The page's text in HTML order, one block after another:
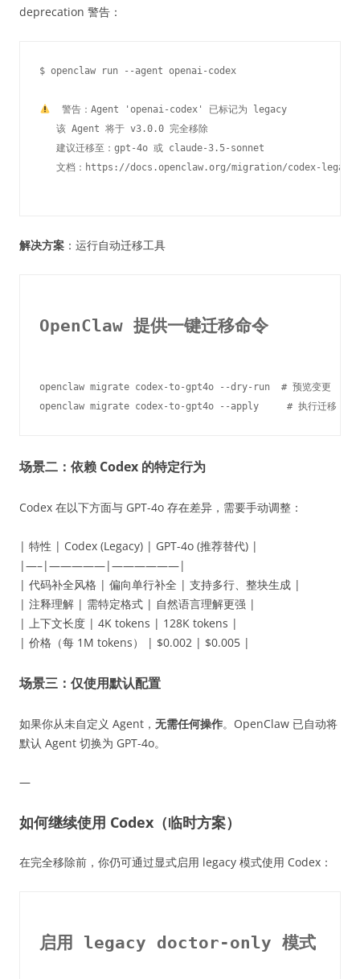
deprecation 警告：
$ openclaw run --agent openai-codex
  警告：Agent 'openai-codex' 已标记为 legacy
   该 Agent 将于 v3.0.0 完全移除
   建议迁移至：gpt-4o 或 claude-3.5-sonnet
解决方案 ：运行自动迁移工具
OpenClaw 提供一键迁移命令
openclaw migrate codex-to-gpt4o --dry-run  # 预览变更
场景二：依赖 Codex 的特定行为
Codex 在以下方面与 GPT-4o 存在差异，需要手动调整：
| 特性 | Codex (Legacy) | GPT-4o (推荐替代) |
|—–|—————|——————|
| 代码补全风格 | 偏向单行补全 | 支持多行、整块生成 |
| 注释理解 | 需特定格式 | 自然语言理解更强 |
| 上下文长度 | 4K tokens | 128K tokens |
| 价格（每 1M tokens） | $0.002 | $0.005 |
场景三：仅使用默认配置
如果你从未自定义 Agent， 无需任何操作。OpenClaw 已自动将
默认 Agent 切换为 GPT-4o。
—
如何继续使用 Codex（临时方案）
在完全移除前，你仍可通过显式启用 legacy 模式使用 Codex：
启用 legacy doctor-only 模式